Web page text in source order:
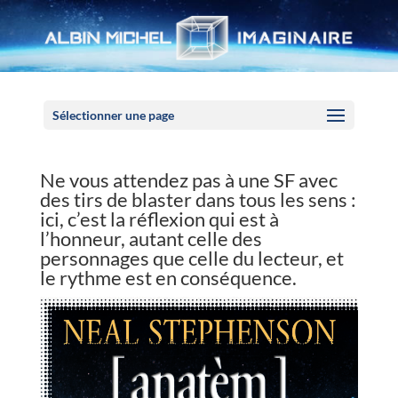
Sélectionner une page
Ne vous attendez pas à une SF avec
des tirs de blaster dans tous les sens :
ici, c’est la réflexion qui est à
l’honneur, autant celle des
personnages que celle du lecteur, et
le rythme est en conséquence.
Panneau de gestion des cookies